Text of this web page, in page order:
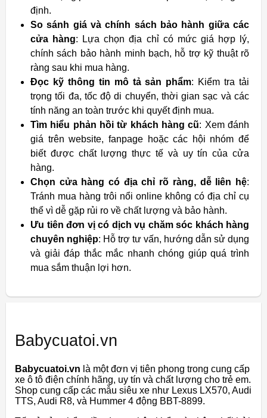
định.
So sánh giá và chính sách bảo hành giữa các
cửa hàng: Lựa chọn địa chỉ có mức giá hợp lý,
chính sách bảo hành minh bạch, hỗ trợ kỹ thuật rõ
ràng sau khi mua hàng.
Đọc kỹ thông tin mô tả sản phẩm: Kiểm tra tải
trọng tối đa, tốc độ di chuyển, thời gian sạc và các
tính năng an toàn trước khi quyết định mua.
Tìm hiểu phản hồi từ khách hàng cũ: Xem đánh
giá trên website, fanpage hoặc các hội nhóm để
biết được chất lượng thực tế và uy tín của cửa
hàng.
Chọn cửa hàng có địa chỉ rõ ràng, dễ liên hệ:
Tránh mua hàng trôi nổi online không có địa chỉ cụ
thể vì dễ gặp rủi ro về chất lượng và bảo hành.
Ưu tiên đơn vị có dịch vụ chăm sóc khách hàng
chuyên nghiệp: Hỗ trợ tư vấn, hướng dẫn sử dụng
và giải đáp thắc mắc nhanh chóng giúp quá trình
mua sắm thuận lợi hơn.
Babycuatoi.vn
Babycuatoi.vn là một đơn vị tiên phong trong cung cấp
xe ô tô điện chính hãng, uy tín và chất lượng cho trẻ em.
Shop cung cấp các mẫu siêu xe như Lexus LX570, Audi
TTS, Audi R8, và Hummer 4 động BBT-8899.